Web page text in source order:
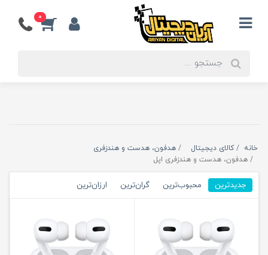
0
خانه کالای دیجیتال
هدفون، هدست و هندزفری
هدفون، هدست و هندزفری اپل
جدیدترین محبوب‌ترین گران‌ترین ارزان‌ترین